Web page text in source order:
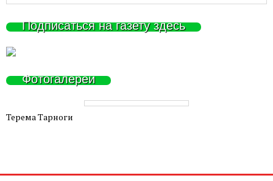
Подписаться на газету здесь
Фотогалереи
Терема Тарноги